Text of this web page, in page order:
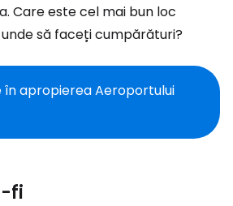
Care este cel mai bun loc
să faceți cumpărături?
în apropierea Aeroportului
fi